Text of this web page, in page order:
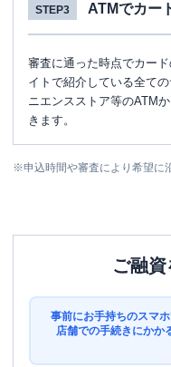
STEP3 ATMでカー
審査に通った時点でカー
イトで紹介している全て
ニエンスストア等のATM
きます。
※申込時間や審査により希望に
ご融資
事前にお手持ちのスマ
店舗での手続きにかか